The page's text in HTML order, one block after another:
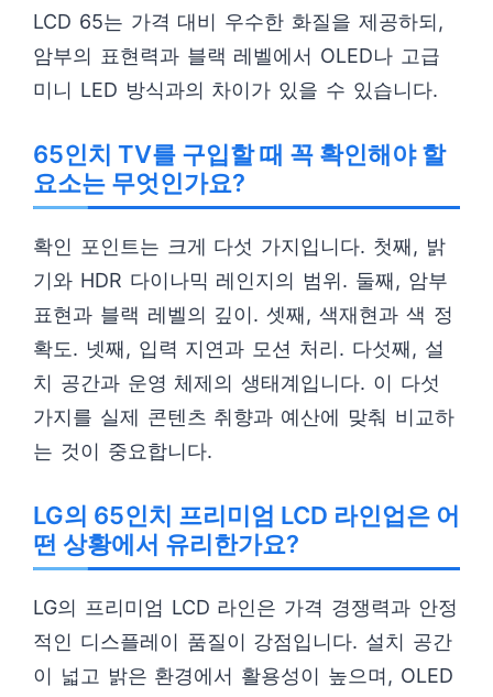
LCD 65는 가격 대비 우수한 화질을 제공하되,
암부의 표현력과 블랙 레벨에서 OLED나 고급
미니 LED 방식과의 차이가 있을 수 있습니다.
65인치 TV를 구입할 때 꼭 확인해야 할
요소는 무엇인가요?
확인 포인트는 크게 다섯 가지입니다. 첫째, 밝
기와 HDR 다이나믹 레인지의 범위. 둘째, 암부
표현과 블랙 레벨의 깊이. 셋째, 색재현과 색 정
확도. 넷째, 입력 지연과 모션 처리. 다섯째, 설
치 공간과 운영 체제의 생태계입니다. 이 다섯
가지를 실제 콘텐츠 취향과 예산에 맞춰 비교하
는 것이 중요합니다.
LG의 65인치 프리미엄 LCD 라인업은 어
떤 상황에서 유리한가요?
LG의 프리미엄 LCD 라인은 가격 경쟁력과 안정
적인 디스플레이 품질이 강점입니다. 설치 공간
이 넓고 밝은 환경에서 활용성이 높으며, OLED